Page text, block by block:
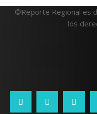
©Reporte Regional es
los